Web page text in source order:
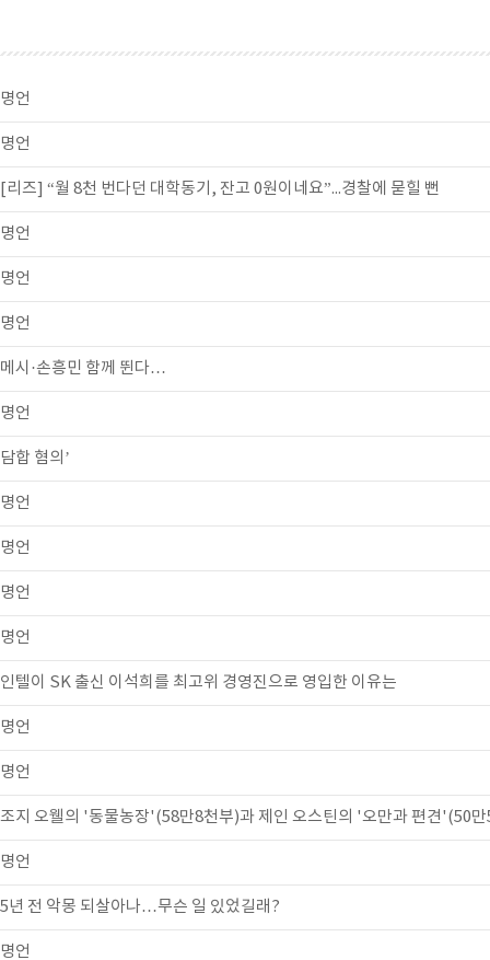
명언
명언
[리즈] “월 8천 번다던 대학동기, 잔고 0원이네요”...경찰에 묻힐 뻔
명언
명언
명언
메시·손흥민 함께 뛴다…
명언
담합 혐의’
명언
명언
명언
명언
인텔이 SK 출신 이석희를 최고위 경영진으로 영입한 이유는
명언
명언
조지 오웰의 '동물농장'(58만8천부)과 제인 오스틴의 '오만과 편견'(50만
명언
5년 전 악몽 되살아나…무슨 일 있었길래?
명언